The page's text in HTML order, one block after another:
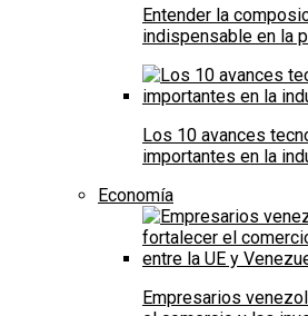
Entender la
indispensable en la
Los 10 avances
importantes en la
Economía
Empresarios